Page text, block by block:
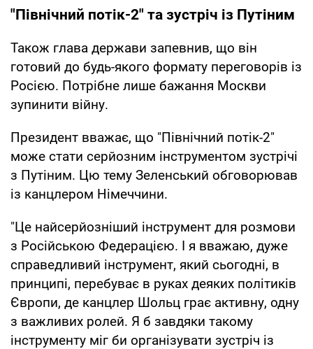
"Північний потік-2" та зустріч із Путіним
Також глава держави запевнив, що він
готовий до будь-якого формату переговорів із
Росією. Потрібне лише бажання Москви
зупинити війну.
Президент вважає, що "Північний потік-2"
може стати серйозним інструментом зустрічі
з Путіним. Цю тему Зеленський обговорював
із канцлером Німеччини.
"Це найсерйозніший інструмент для розмови
з Російською Федерацією. І я вважаю, дуже
справедливий інструмент, який сьогодні, в
принципі, перебуває в руках деяких політиків
Європи, де канцлер Шольц грає активну, одну
з важливих ролей. Я б завдяки такому
інструменту міг би організувати зустріч із